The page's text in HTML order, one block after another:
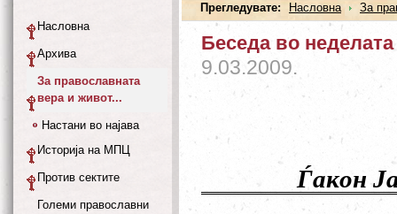
Прегледувате: Насловна За
Беседа во
9.03.2009.
Ѓакон
Насловна
Архива
За православната
вера и живот...
Настани во најава
Историја на МПЦ
Против сектите
Големи православни